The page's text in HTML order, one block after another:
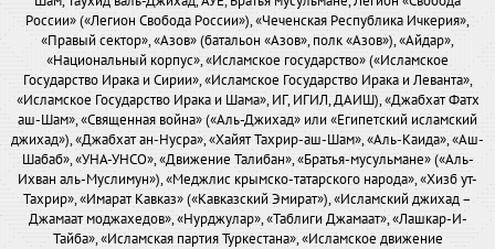
России» («Легион Свобода России»), «Чеченская Республика Ичкерия»,
«Правый сектор», «Азов» (батальон «Азов», полк «Азов»), «Айдар»,
«Национальный корпус», «Исламское государство» («Исламское
Государство Ирака и Сирии», «Исламское Государство Ирака и Леванта»,
«Исламское Государство Ирака и Шама», ИГ, ИГИЛ, ДАИШ), «Джабхат Фатх
аш-Шам», «Священная война» («Аль-Джихад» или «Египетский исламский
джихад»), «Джабхат ан-Нусра», «Хайят Тахрир-аш-Шам», «Аль-Каида», «Аш-
Шабаб», «УНА-УНСО», «Движение Талибан», «Братья-мусульмане» («Аль-
Ихван аль-Муслимун»), «Меджлис крымско-татарского народа», «Хизб ут-
Тахрир», «Имарат Кавказ» («Кавказский Эмират»), «Исламский джихад –
Джамаат моджахедов», «Нурджулар», «Таблиги Джамаат», «Лашкар-И-
Тайба», «Исламская партия Туркестана», «Исламское движение